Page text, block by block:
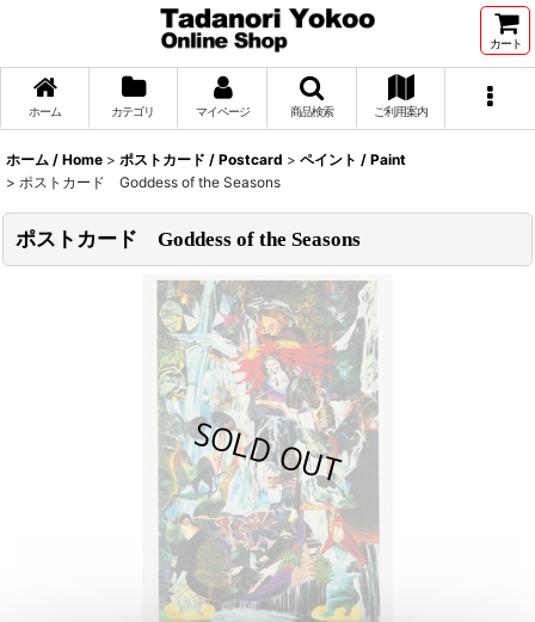
カート
ホーム カテゴリ マイページ 商品検索 ご利用案内
ホーム / Home > ポストカード / Postcard > ペイント / Paint
> ポストカード Goddess of the Seasons
ポストカード Goddess of the Seasons